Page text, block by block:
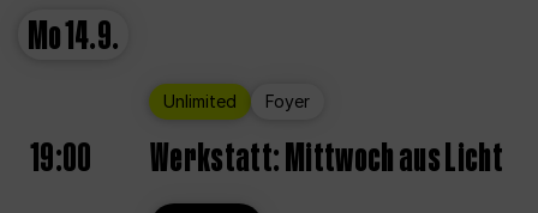
Mo14.9.
Unlimited Foyer
19:00 Werkstatt: Mittwoch aus Licht